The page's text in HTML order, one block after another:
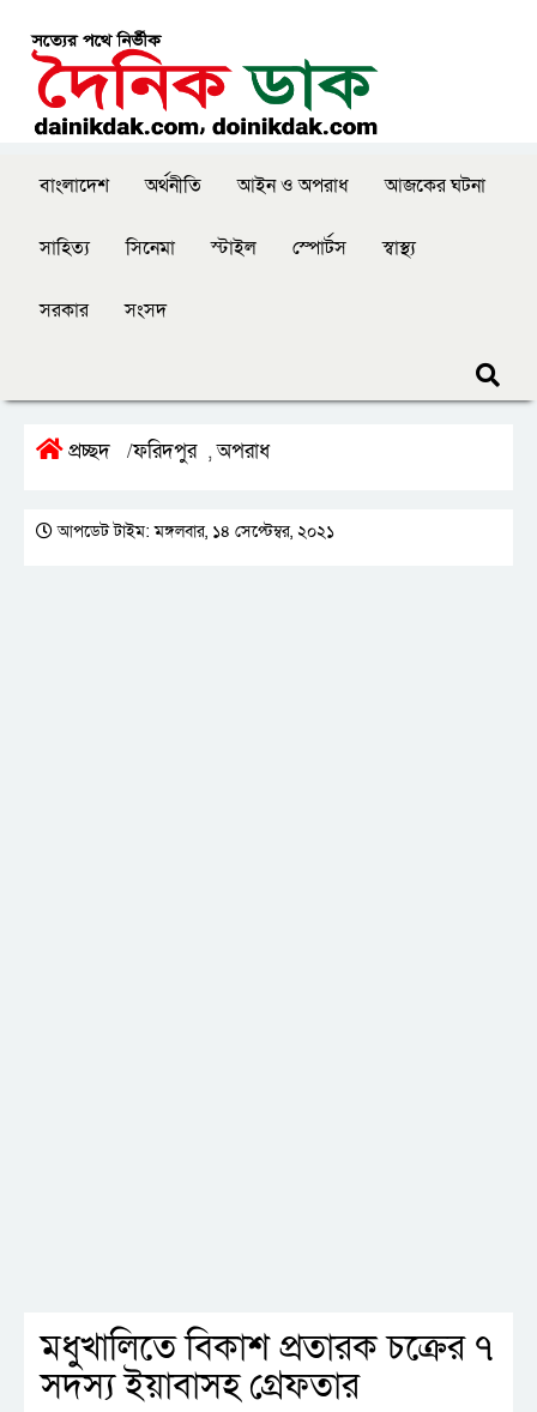
বাংলাদেশ অর্থনীতি আইন ও অপরাধ আজকের ঘটনা
সাহিত্য সিনেমা স্টাইল স্পোর্টস স্বাস্থ্য
সরকার সংসদ
প্রচ্ছদ /ফরিদপুর ,অপরাধ
আপডেট টাইম: মঙ্গলবার, ১৪ সেপ্টেম্বর, ২০২১
মধুখালিতে বিকাশ প্রতারক চক্রের ৭
সদস্য ইয়াবাসহ গ্রেফতার